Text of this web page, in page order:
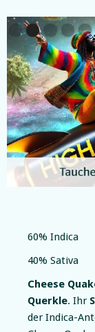
60% Indica
40% Sativa
Cheese
Querkle. Ihr
der Indica-